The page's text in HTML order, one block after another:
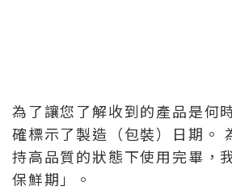
為了讓您了解收到的產品是何
確標示了製造（包裝）日期。
持高品質的狀態下使用完畢，
保鮮期」。